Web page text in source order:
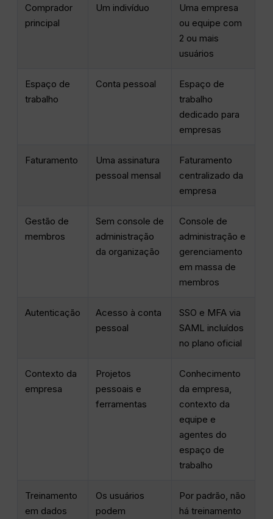
Comprador
principal
Um indivíduo
Uma empresa
ou equipe com
2 ou mais
usuários
Espaço de
trabalho
Conta pessoal
Espaço de
trabalho
dedicado para
empresas
Faturamento
Uma assinatura
pessoal mensal
Faturamento
centralizado da
empresa
Gestão de
membros
Sem console de
administração
da organização
Console de
administração e
gerenciamento
em massa de
membros
Autenticação
Acesso à conta
pessoal
SSO e MFA via
SAML incluídos
no plano oficial
Contexto da
empresa
Projetos
pessoais e
ferramentas
Conhecimento
da empresa,
contexto da
equipe e
agentes do
espaço de
trabalho
Treinamento
em dados
Os usuários
podem
Por padrão, não
há treinamento